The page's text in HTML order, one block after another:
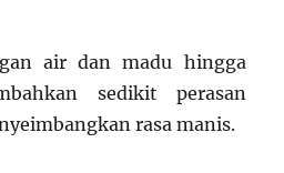
air dan madu hingga
sedikit perasan
rasa manis.